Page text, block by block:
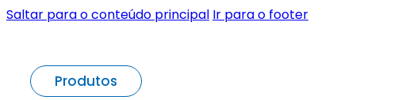
Saltar para o conteúdo principal Ir para o footer
Produtos